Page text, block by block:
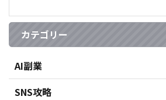
カテゴリー
AI副業
SNS攻略